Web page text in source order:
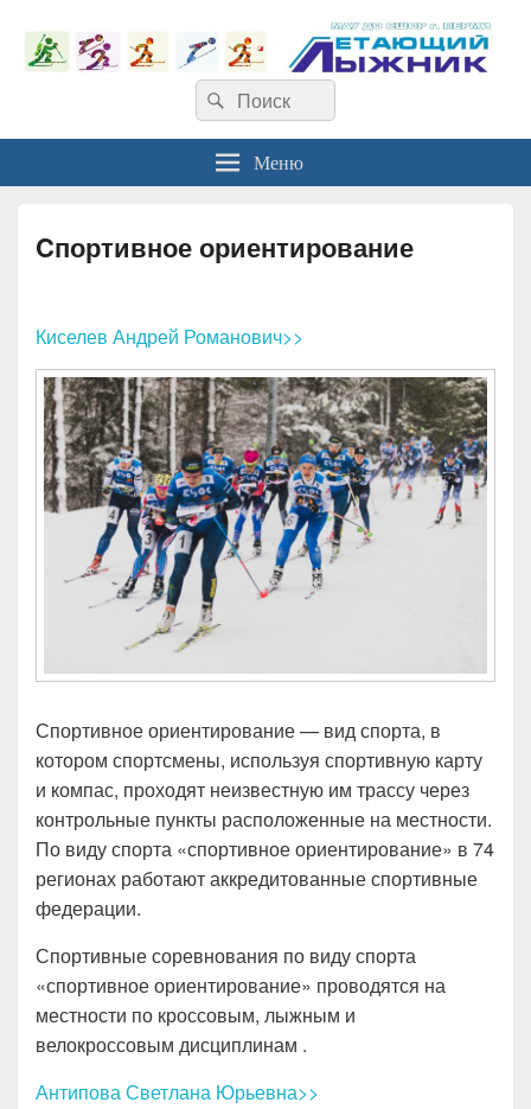
Найти:Поиск
Меню
Cпортивное ориентирование
Киселев Андрей Романович>>
Спортивное ориентирование — вид спорта, в
котором спортсмены, используя спортивную карту
и компас, проходят неизвестную им трассу через
контрольные пункты расположенные на местности.
По виду спорта «спортивное ориентирование» в 74
регионах работают аккредитованные спортивные
федерации.
Спортивные соревнования по виду спорта
«спортивное ориентирование» проводятся на
местности по кроссовым, лыжным и
велокроссовым дисциплинам .
Антипова Светлана Юрьевна>>